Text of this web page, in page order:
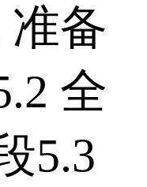
准备
全
5.3